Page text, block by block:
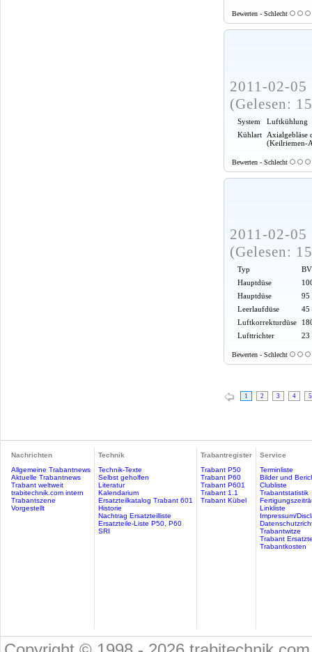
Bewerten - Schlecht
2011-02-
(Gelesen:
System
Luftkühlung
Kühlart
Axialgebläse
(Keilriemen-
Bewerten - Schlecht
2011-02-
(Gelesen:
Typ
Hauptdüse
Hauptdüse
95
Leerlaufdüse
45
Luftkorrekturdüse
Lufttrichter
23
Bewerten - Schlecht
1 2 3 4 5
Nachrichten
Allgemeine Trabantnews
Aktuelle Trabantnews
Trabant weltweit
trabitechnik.com intern
Trabantszene
Vorgestellt
Technik
Technik-Texte
Selbst geholfen
Literatur
Kalendarium
Ersatzteilkatalog Trabant 601
Historie
Nachtrag Ersatzteilliste
Ersatzteile-Liste P50, P60
SRI
Trabantregister
Trabant P50
Trabant P60
Trabant P601
Trabant 1.1
Trabant Kübel
Service
Terminliste
Bilder und
Clubliste
Trabantstatistik
Linkliste
Impressum/
Trabantwitze
Trabant
Trabantkosten